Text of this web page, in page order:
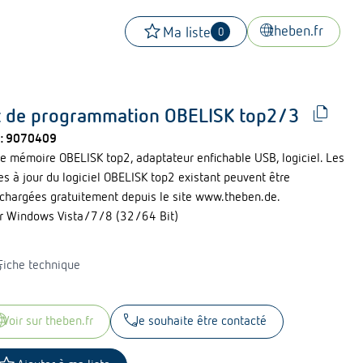
starMa liste 0 languagetheben.fr
de programmation OBELISK top2/3
9070409
file_copy
mémoire OBELISK top2, adaptateur enfichable USB, logiciel. Les
à jour du logiciel OBELISK top2 existant peuvent être
gratuitement depuis le site www.theben.de.
Windows Vista/7/8 (32/64 Bit)
Fiche technique
voir sur theben.fr callJe souhaite être contacté